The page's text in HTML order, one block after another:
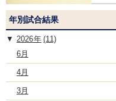
年別試合結果
2026
(11)
6月
4月
3月